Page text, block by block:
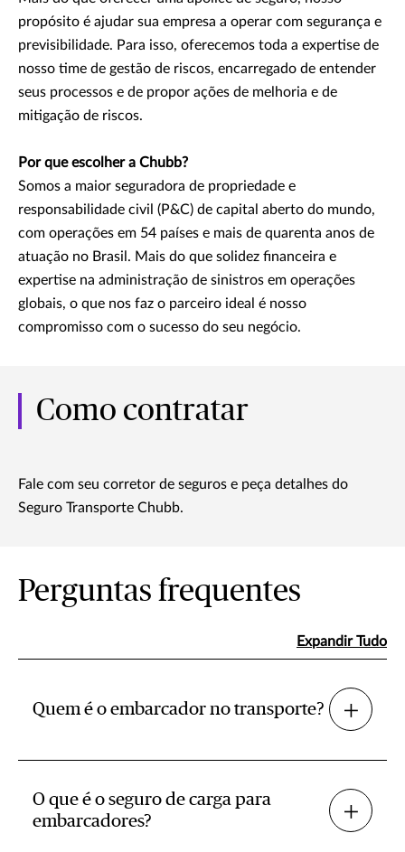
propósito é ajudar sua empresa a operar com segurança e
previsibilidade. Para isso, oferecemos toda a expertise de
nosso time de gestão de riscos, encarregado de entender
seus processos e de propor ações de melhoria e de
mitigação de riscos.
Por que escolher a Chubb?
Somos a maior seguradora de propriedade e
responsabilidade civil (P&C) de capital aberto do mundo,
com operações em 54 países e mais de quarenta anos de
atuação no Brasil. Mais do que solidez financeira e
expertise na administração de sinistros em operações
globais, o que nos faz o parceiro ideal é nosso
compromisso com o sucesso do seu negócio.
Como contratar
Fale com seu corretor de seguros e peça detalhes do
Seguro Transporte Chubb.
Perguntas frequentes
Expandir Tudo
Quem é o embarcador no transporte?
O que é o seguro de carga para
embarcadores?